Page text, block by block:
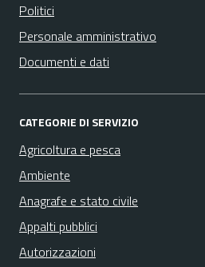
Politici
Personale amministrativo
Documenti e dati
CATEGORIE DI SERVIZIO
Agricoltura e pesca
Ambiente
Anagrafe e stato civile
Appalti pubblici
Autorizzazioni